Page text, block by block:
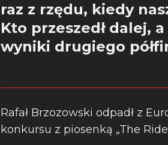
raz z rzędu, kiedy
Kto przeszedł dalej,
wyniki drugiego
Rafał Brzozowski odpadł z
konkursu z piosenką „The